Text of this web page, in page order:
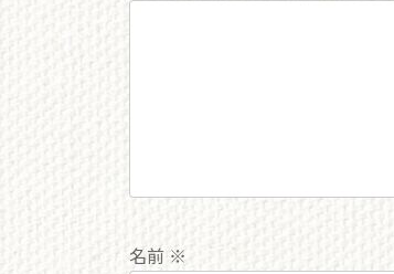
名前 ※